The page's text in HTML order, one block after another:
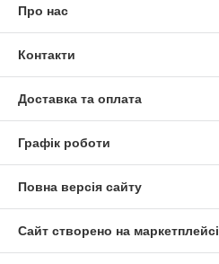
Про нас
Контакти
Доставка та оплата
Графік роботи
Повна версія сайту
Сайт створено на маркетплейсі